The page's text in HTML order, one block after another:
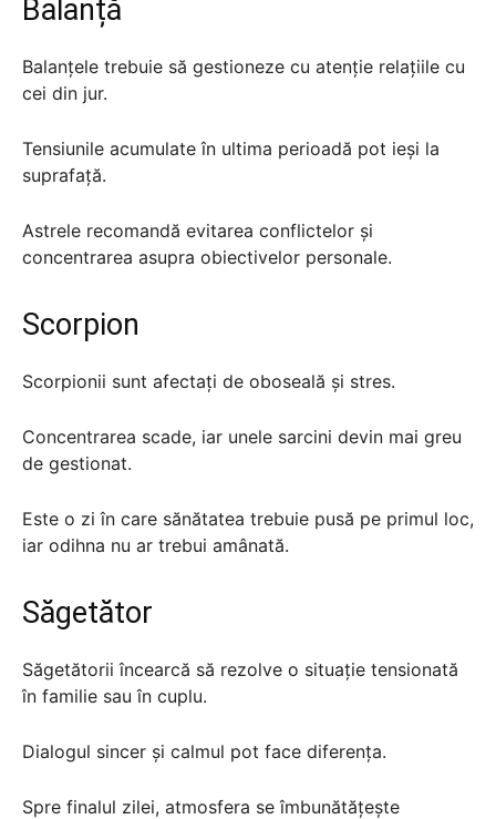
Balanță
Balanțele trebuie să gestioneze cu atenție relațiile cu
cei din jur.
Tensiunile acumulate în ultima perioadă pot ieși la
suprafață.
Astrele recomandă evitarea conflictelor și
concentrarea asupra obiectivelor personale.
Scorpion
Scorpionii sunt afectați de oboseală și stres.
Concentrarea scade, iar unele sarcini devin mai greu
de gestionat.
Este o zi în care sănătatea trebuie pusă pe primul loc,
iar odihna nu ar trebui amânată.
Săgetător
Săgetătorii încearcă să rezolve o situație tensionată
în familie sau în cuplu.
Dialogul sincer și calmul pot face diferența.
Spre finalul zilei, atmosfera se îmbunătățește